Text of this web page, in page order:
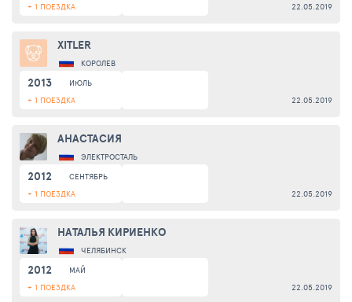
+ 1 ПОЕЗДКА
22.05.2019
XITLER
КОРОЛЕВ
2013
ИЮЛЬ
+ 1 ПОЕЗДКА
22.05.2019
АНАСТАСИЯ
ЭЛЕКТРОСТАЛЬ
2012
СЕНТЯБРЬ
+ 1 ПОЕЗДКА
22.05.2019
НАТАЛЬЯ КИРИЕНКО
ЧЕЛЯБИНСК
2012
МАЙ
+ 1 ПОЕЗДКА
22.05.2019